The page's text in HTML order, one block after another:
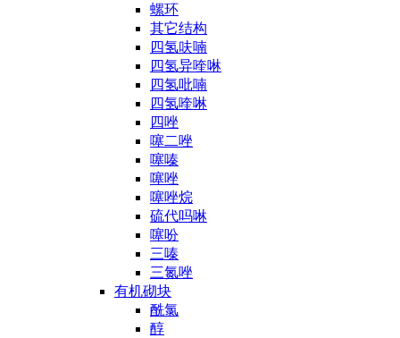
螺环
其它结构
四氢呋喃
四氢异喹啉
四氢吡喃
四氢喹啉
四唑
噻二唑
噻嗪
噻唑
噻唑烷
硫代吗啉
噻吩
三嗪
三氮唑
有机砌块
酰氯
醇